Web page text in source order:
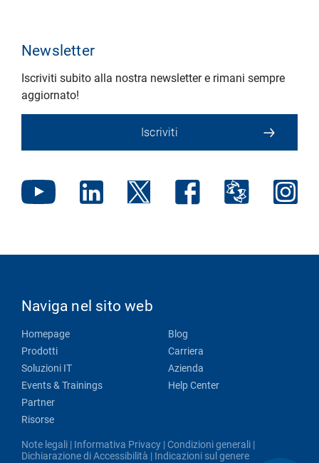
Newsletter
Iscriviti subito alla nostra newsletter e rimani sempre
aggiornato!
Iscriviti
Naviga nel sito web
Homepage
Prodotti
Soluzioni IT
Events & Trainings
Partner
Risorse
Blog
Carriera
Azienda
Help Center
Note legali | Informativa Privacy | Condizioni generali |
Dichiarazione di Accessibilità | Indicazioni sul genere